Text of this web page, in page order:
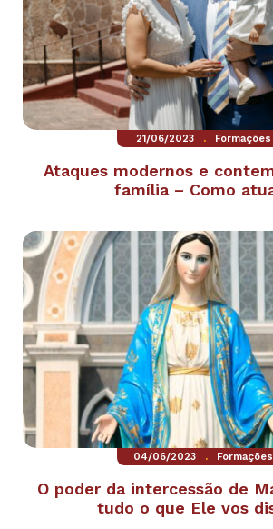
21/06/2023 . Formações
Ataques modernos e
família – Como
04/06/2023 . Formações
O poder da intercessão de
tudo o que Ele vos